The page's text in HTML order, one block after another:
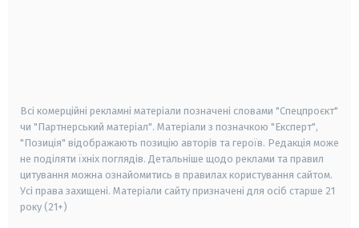
Всі комерційні рекламні матеріали позначені словами "Спецпроєкт"
чи "Партнерський матеріал". Матеріали з позначкою "Експерт",
"Позиція" відображають позицію авторів та героїв. Редакція може
не поділяти їхніх поглядів. Детальніше щодо реклами та правил
цитування можна ознайомитись в правилах користування сайтом.
Усі права захищені. Матеріали сайту призначені для осіб старше 21
року (21+)